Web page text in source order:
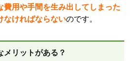
費用や手間を生み出してしまった
なければならないのです。
メリットがある？